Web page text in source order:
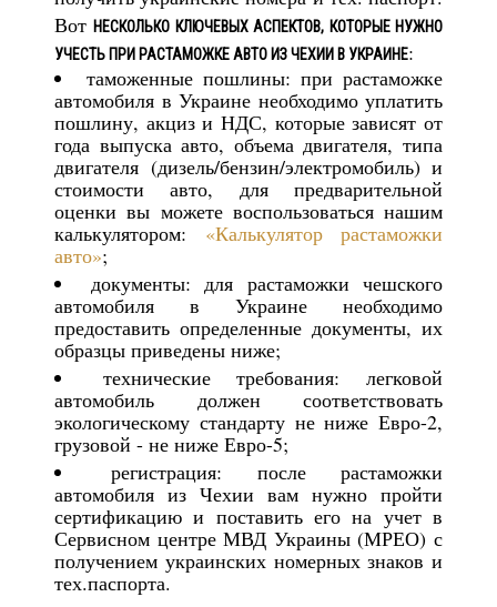
ВотНЕСКОЛЬКО КЛЮЧЕВЫХ АСПЕКТОВ, КОТОРЫЕ НУЖНО
УЧЕСТЬ ПРИ РАСТАМОЖКЕ АВТО ИЗ ЧЕХИИ В УКРАИНЕ:
таможенные пошлины: при растаможке
автомобиля в Украине необходимо уплатить
пошлину, акциз и НДС, которые зависят от
года выпуска авто, объема двигателя, типа
двигателя (дизель/бензин/электромобиль) и
стоимости авто, для предварительной
оценки вы можете воспользоваться нашим
калькулятором: «Калькулятор растаможки
авто»;
документы: для растаможки чешского
автомобиля в Украине необходимо
предоставить определенные документы, их
образцы приведены ниже;
технические требования: легковой
автомобиль должен соответствовать
экологическому стандарту не ниже Евро-2,
грузовой - не ниже Евро-5;
регистрация: после растаможки
автомобиля из Чехии вам нужно пройти
сертификацию и поставить его на учет в
Сервисном центре МВД Украины (МРЕО) с
получением украинских номерных знаков и
тех.паспорта.